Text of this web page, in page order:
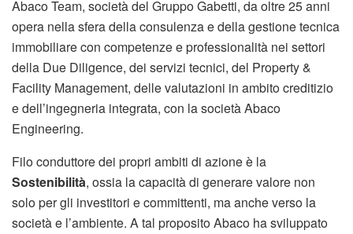
Abaco Team, società del Gruppo Gabetti, da oltre 25 anni
opera nella sfera della consulenza e della gestione tecnica
immobiliare con competenze e professionalità nei settori
della Due Diligence, dei servizi tecnici, del Property &
Facility Management, delle valutazioni in ambito creditizio
e dell’ingegneria integrata, con la società Abaco
Engineering.
Filo conduttore dei propri ambiti di azione è la
Sostenibilità, ossia la capacità di generare valore non
solo per gli investitori e committenti, ma anche verso la
società e l’ambiente. A tal proposito Abaco ha sviluppato